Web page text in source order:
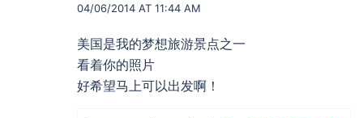
04/06/2014 AT 11:44 AM
美国是我的梦想旅游景点之一
看着你的照片
好希望马上可以出发啊！